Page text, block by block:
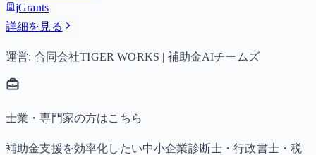
jGrants
詳細を見る
運営: 合同会社TIGER WORKS | 補助金AIチームズ
士業・専門家の方はこちら
補助金支援を効率化したい中小企業診断士・行政書士・税